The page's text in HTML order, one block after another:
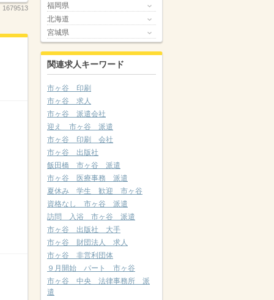
1679513
福岡県
北海道
宮城県
関連求人キーワード
市ヶ谷 印刷
市ヶ谷 求人
市ヶ谷 派遣会社
迎え 市ヶ谷 派遣
市ヶ谷 印刷 会社
市ヶ谷 出版社
飯田橋 市ヶ谷 派遣
市ヶ谷 医療事務 派遣
夏休み 学生 歓迎 市ヶ谷
資格なし 市ヶ谷 派遣
訪問 入浴 市ヶ谷 派遣
市ヶ谷 出版社 大手
市ヶ谷 財団法人 求人
市ヶ谷 非営利団体
９月開始 パート 市ヶ谷
市ヶ谷 中央 法律事務所 派
遣